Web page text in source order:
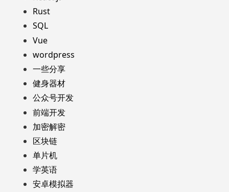
Rust
SQL
Vue
wordpress
一些分享
健身器材
公众号开发
前端开发
加密解密
区块链
单片机
学英语
安卓模拟器